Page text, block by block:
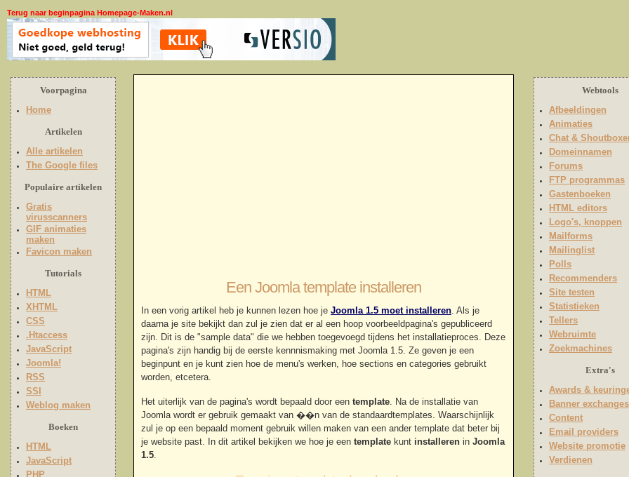
Terug naar beginpagina Homepage-Maken.nl
Een Joomla template installeren
In een vorig artikel heb je kunnen lezen hoe je Joomla 1.5 moet installeren. Als je
daarna je site bekijkt dan zul je zien dat er al een hoop voorbeeldpagina's gepubliceerd
zijn. Dit is de "sample data" die we hebben toegevoegd tijdens het installatieproces. Deze
pagina's zijn handig bij de eerste kennnismaking met Joomla 1.5. Ze geven je een
beginpunt en je kunt zien hoe de menu's werken, hoe sections en categories gebruikt
worden, etcetera.
Het uiterlijk van de pagina's wordt bepaald door een template. Na de installatie van
Joomla wordt er gebruik gemaakt van ��n van de standaardtemplates. Waarschijnlijk
zul je op een bepaald moment gebruik willen maken van een ander template dat beter bij
je website past. In dit artikel bekijken we hoe je een template kunt installeren in Joomla
1.5.
Voorpagina
Home
Artikelen
Alle artikelen
The Google files
Populaire artikelen
Gratis
virusscanners
GIF animaties
maken
Favicon maken
Tutorials
HTML
XHTML
CSS
.Htaccess
JavaScript
Joomla!
RSS
SSI
Weblog maken
Boeken
HTML
JavaScript
PHP
Webtools
Afbeeldingen
Animaties
Chat &
Domeinnamen
Forums
FTP programmas
Gastenboeken
HTML editors
Logo's, knoppen
Mailforms
Mailinglist
Polls
Recommenders
Site testen
Statistieken
Tellers
Webruimte
Zoekmachines
Extra's
Awards &
Banner exchanges
Content
Email providers
Website promotie
Verdienen